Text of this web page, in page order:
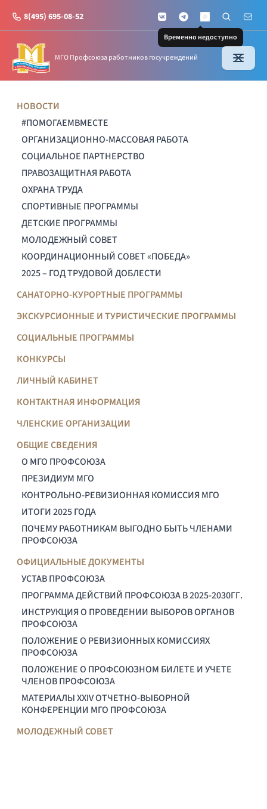
8(495) 695-08-52 VKontakteTelegramMAX
Временно недоступно
Поиск по
Почта
МГО Профсоюза работников госучреждений
НОВОСТИ
#ПОМОГАЕМВМЕСТЕ
ОРГАНИЗАЦИОННО-МАССОВАЯ РАБОТА
СОЦИАЛЬНОЕ ПАРТНЕРСТВО
ПРАВОЗАЩИТНАЯ РАБОТА
ОХРАНА ТРУДА
СПОРТИВНЫЕ ПРОГРАММЫ
ДЕТСКИЕ ПРОГРАММЫ
МОЛОДЕЖНЫЙ СОВЕТ
КООРДИНАЦИОННЫЙ СОВЕТ «ПОБЕДА»
2025 – ГОД ТРУДОВОЙ ДОБЛЕСТИ
САНАТОРНО-КУРОРТНЫЕ ПРОГРАММЫ
ЭКСКУРСИОННЫЕ И ТУРИСТИЧЕСКИЕ ПРОГРАММЫ
СОЦИАЛЬНЫЕ ПРОГРАММЫ
КОНКУРСЫ
ЛИЧНЫЙ КАБИНЕТ
КОНТАКТНАЯ ИНФОРМАЦИЯ
ЧЛЕНСКИЕ ОРГАНИЗАЦИИ
ОБЩИЕ СВЕДЕНИЯ
О МГО ПРОФСОЮЗА
ПРЕЗИДИУМ МГО
КОНТРОЛЬНО-РЕВИЗИОННАЯ КОМИССИЯ МГО
ИТОГИ 2025 ГОДА
ПОЧЕМУ РАБОТНИКАМ ВЫГОДНО БЫТЬ ЧЛЕНАМИ
ПРОФСОЮЗА
ОФИЦИАЛЬНЫЕ ДОКУМЕНТЫ
УСТАВ ПРОФСОЮЗА
ПРОГРАММА ДЕЙСТВИЙ ПРОФСОЮЗА В 2025-2030ГГ.
ИНСТРУКЦИЯ О ПРОВЕДЕНИИ ВЫБОРОВ ОРГАНОВ
ПРОФСОЮЗА
ПОЛОЖЕНИЕ О РЕВИЗИОННЫХ КОМИССИЯХ
ПРОФСОЮЗА
ПОЛОЖЕНИЕ О ПРОФСОЮЗНОМ БИЛЕТЕ И УЧЕТЕ
ЧЛЕНОВ ПРОФСОЮЗА
МАТЕРИАЛЫ XXIV ОТЧЕТНО-ВЫБОРНОЙ
КОНФЕРЕНЦИИ МГО ПРОФСОЮЗА
МОЛОДЕЖНЫЙ СОВЕТ